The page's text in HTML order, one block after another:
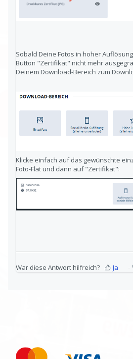
Sobald Deine Fotos in hoher
Button "Zertifikat" nicht mehr
Deinem Download-Bereich zum
Klicke einfach auf das gewünschte
Foto-Flat und dann auf "Zertifikat":
War diese Antwort hilfreich? Ja